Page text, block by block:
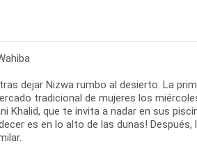
dejar Nizwa rumbo al desierto. La
tradicional de mujeres los
Khalid, que te invita a nadar en sus
es en lo alto de las dunas!